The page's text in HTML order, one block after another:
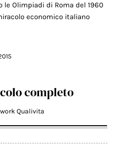
Olimpiadi di Roma del 1960
economico italiano
completo
Qualivita